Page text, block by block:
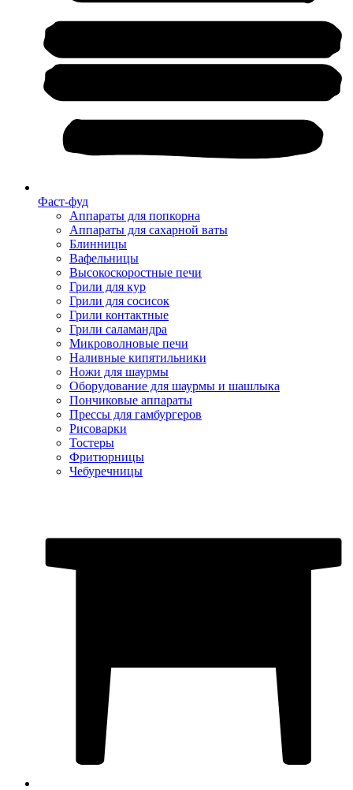
Фаст-фуд
Аппараты для попкорна
Аппараты для сахарной ваты
Блинницы
Вафельницы
Высокоскоростные печи
Грили для кур
Грили для сосисок
Грили контактные
Грили саламандра
Микроволновые печи
Наливные кипятильники
Ножи для шаурмы
Оборудование для шаурмы и шашлыка
Пончиковые аппараты
Прессы для гамбургеров
Рисоварки
Тостеры
Фритюрницы
Чебуречницы